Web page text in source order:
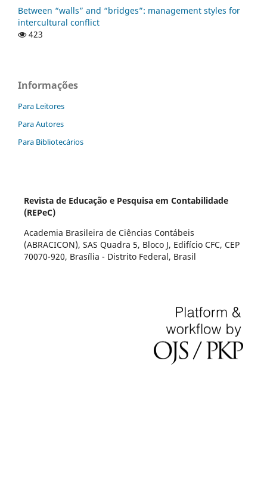
Between “walls” and “bridges”: management styles for
intercultural conflict
423
Informações
Para Leitores
Para Autores
Para Bibliotecários
Revista de Educação e Pesquisa em Contabilidade
(REPeC)
Academia Brasileira de Ciências Contábeis
(ABRACICON), SAS Quadra 5, Bloco J, Edifício CFC, CEP
70070-920, Brasília - Distrito Federal, Brasil